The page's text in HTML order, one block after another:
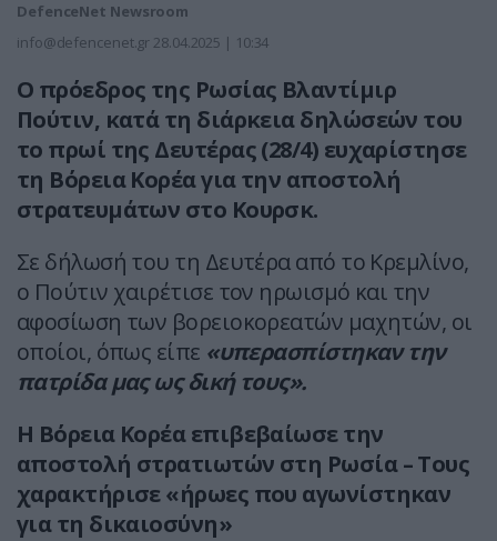
DefenceNet Newsroom
info@defencenet.gr 28.04.2025 | 10:34
Ο πρόεδρος της Ρωσίας Βλαντίμιρ
Πούτιν, κατά τη διάρκεια δηλώσεών του
το πρωί της Δευτέρας (28/4) ευχαρίστησε
τη Βόρεια Κορέα για την αποστολή
στρατευμάτων στο Κουρσκ.
Σε δήλωσή του τη Δευτέρα από το Κρεμλίνο,
ο Πούτιν χαιρέτισε τον ηρωισμό και την
αφοσίωση των βορειοκορεατών μαχητών, οι
οποίοι, όπως είπε «υπερασπίστηκαν την
πατρίδα μας ως δική τους».
Η Βόρεια Κορέα επιβεβαίωσε την
αποστολή στρατιωτών στη Ρωσία – Τους
χαρακτήρισε «ήρωες που αγωνίστηκαν
για τη δικαιοσύνη»